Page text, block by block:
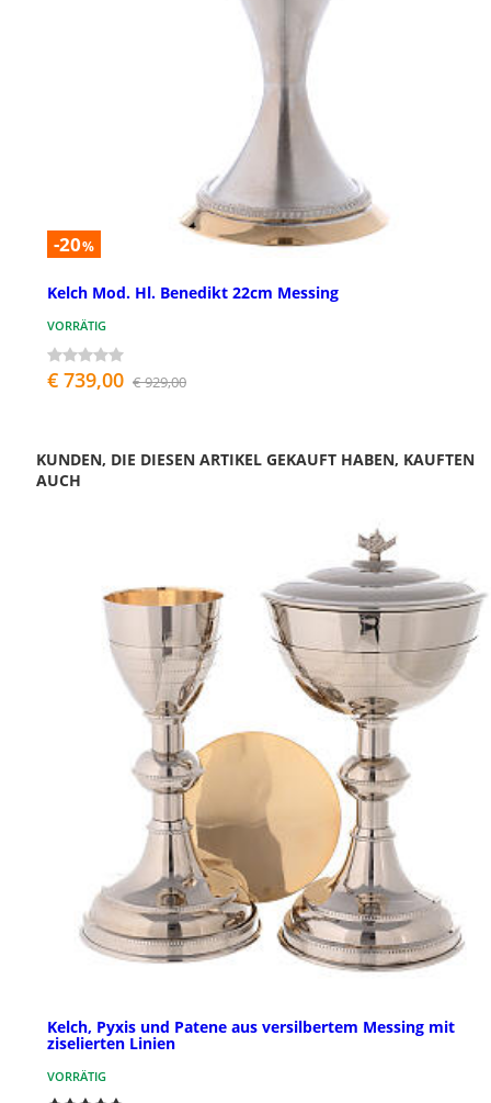
-20%
Kelch Mod. Hl. Benedikt 22cm Messing
VORRÄTIG
€ 739,00 € 929,00
KUNDEN, DIE DIESEN ARTIKEL GEKAUFT HABEN, KAUFTEN
AUCH
Kelch, Pyxis und Patene aus versilbertem Messing mit
ziselierten Linien
VORRÄTIG